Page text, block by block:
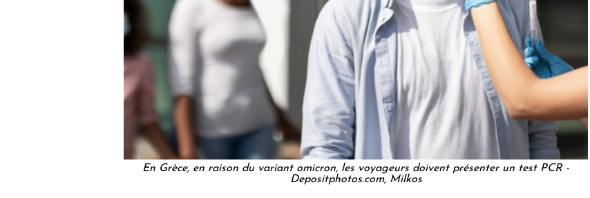
En Grèce, en raison du variant omicron, les voyageurs doivent présenter un test PCR -
Depositphotos.com, Milkos